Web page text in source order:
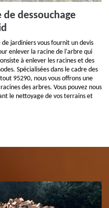
dessouchage
de jardiniers vous fournit un devis
enlever la racine de l'arbre qui
à enlever les racines et des
Spécialisées dans le cadre des
95290, nous vous offrons une
des arbres. Vous pouvez nous
le nettoyage de vos terrains et